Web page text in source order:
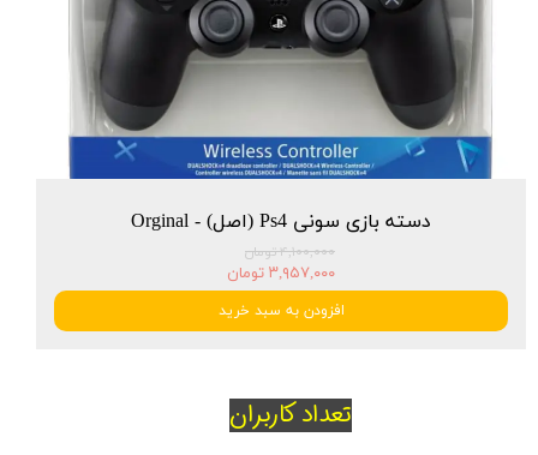
دسته بازی سونی Ps4 (اصل) - Orginal
۴,۱۰۰,۰۰۰ تومان
۳,۹۵۷,۰۰۰ تومان
افزودن به سبد خرید
تعداد کاربران